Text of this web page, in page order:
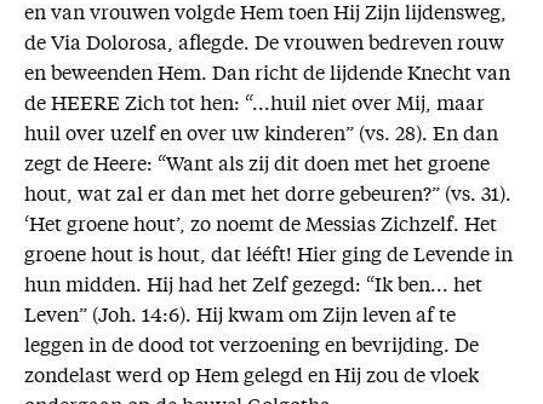
en van vrouwen volgde Hem toen Hij Zijn lijdensweg,
de Via Dolorosa, aflegde. De vrouwen bedreven rouw
en beweenden Hem. Dan richt de lijdende Knecht van
de HEERE Zich tot hen: “...huil niet over Mij, maar
huil over uzelf en over uw kinderen” (vs. 28). En dan
zegt de Heere: “Want als zij dit doen met het groene
hout, wat zal er dan met het dorre gebeuren?” (vs. 31).
‘Het groene hout’, zo noemt de Messias Zichzelf. Het
groene hout is hout, dat lééft! Hier ging de Levende in
hun midden. Hij had het Zelf gezegd: “Ik ben... het
Leven” (Joh. 14:6). Hij kwam om Zijn leven af te
leggen in de dood tot verzoening en bevrijding. De
zondelast werd op Hem gelegd en Hij zou de vloek